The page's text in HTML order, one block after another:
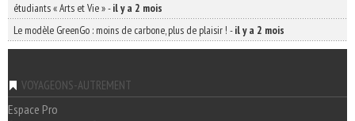
étudiants « Arts et Vie »-il y a 2 mois
Le modèle GreenGo : moins de carbone, plus de plaisir ! -il y a 2 mois
VOYAGEONS-AUTREMENT
Espace Pro